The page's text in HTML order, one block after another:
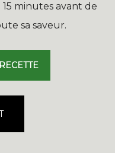
minutes avant de
sa saveur.